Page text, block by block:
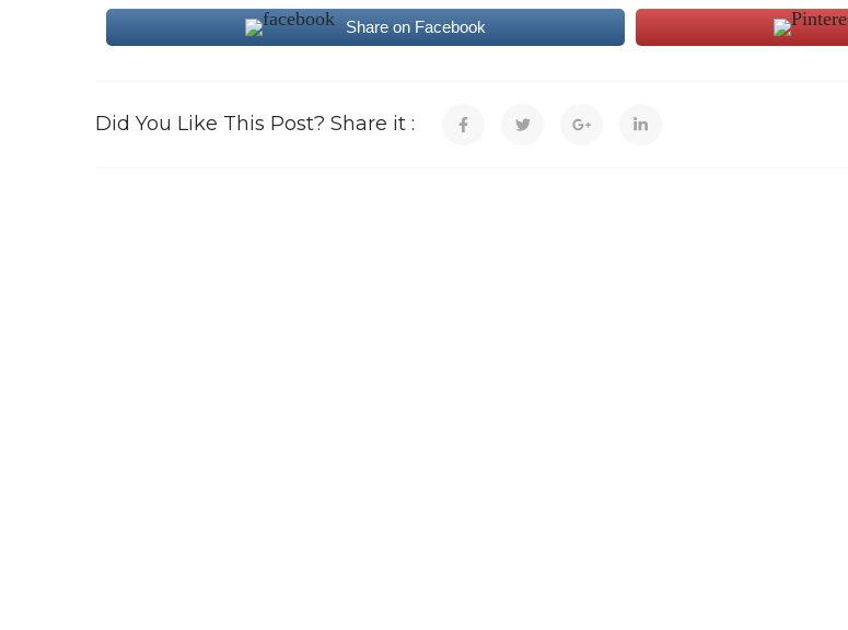
Share on Facebook
Did You Like This Post? Share it :